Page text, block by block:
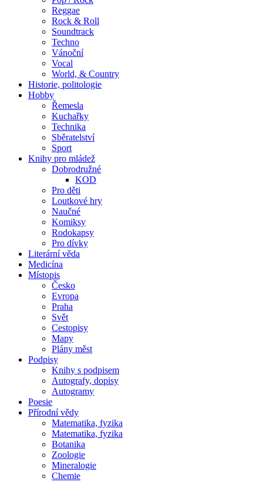
Reggae
Rock & Roll
Soundtrack
Techno
Vánoční
Vocal
World, & Country
Historie, politologie
Hobby
Řemesla
Kuchařky
Technika
Sběratelství
Sport
Knihy pro mládež
Dobrodružné
KOD
Pro děti
Loutkové hry
Naučné
Komiksy
Rodokapsy
Pro dívky
Literární věda
Medicína
Místopis
Česko
Evropa
Praha
Svět
Cestopisy
Mapy
Plány měst
Podpisy
Knihy s podpisem
Autografy, dopisy
Autogramy
Poesie
Přírodní vědy
Matematika, fyzika
Matematika, fyzika
Botanika
Zoologie
Mineralogie
Chemie